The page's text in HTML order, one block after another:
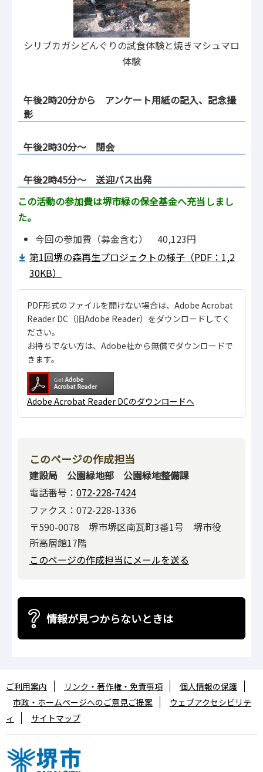
シリブカガシどんぐりの試食体験と焼きマシュマロ
体験
午後2時20分から アンケート用紙の記入、記念撮
影
午後2時30分～ 閉会
午後2時45分～ 送迎バス出発
この活動の参加費は堺市緑の保全基金へ充当しまし
た。
今回の参加費（募金含む） 40,123円
第1回堺の森再生プロジェクトの様子（PDF：1,2
30KB）
PDF形式のファイルを開けない場合は、Adobe Acrobat
Reader DC（旧Adobe Reader）をダウンロードしてく
ださい。
お持ちでない方は、Adobe社から無償でダウンロードで
きます。
Adobe Acrobat Reader DCのダウンロードへ
このページの作成担当
建設局 公園緑地部 公園緑地整備課
電話番号： 072-228-7424
ファクス：072-228-1336
〒590-0078 堺市堺区南瓦町3番1号 堺市役
所高層館17階
このページの作成担当にメールを送る
情報が見つからないときは
ご利用案内 リンク・著作権・免責事項
個人情報の保護
市政・ホームページへのご意見ご提案
ウェブアクセシビリテ
ィ
サイトマップ